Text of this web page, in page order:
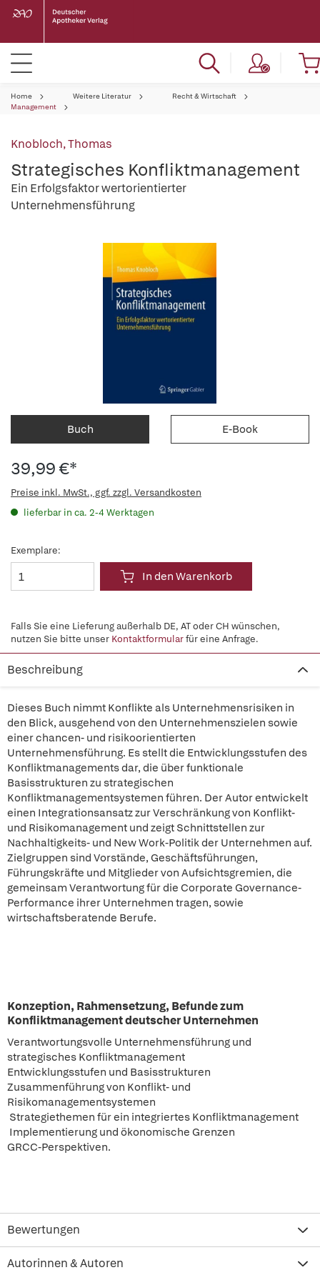
Home Weitere Literatur
Recht & Wirtschaft
Management
Knobloch, Thomas
Strategisches Konfliktmanagement
Ein Erfolgsfaktor wertorientierter
Unternehmensführung
Buch E-Book
39,99 €*
Preise inkl. MwSt., ggf. zzgl. Versandkosten
lieferbar in ca. 2-4 Werktagen
Exemplare:
In den Warenkorb
Falls Sie eine Lieferung außerhalb DE, AT oder CH wünschen,
nutzen Sie bitte unser Kontaktformularfür eine Anfrage.
Beschreibung
Dieses Buch nimmt Konflikte als Unternehmensrisiken in
den Blick, ausgehend von den Unternehmenszielen sowie
einer chancen- und risikoorientierten
Unternehmensführung. Es stellt die Entwicklungsstufen des
Konfliktmanagements dar, die über funktionale
Basisstrukturen zu strategischen
Konfliktmanagementsystemen führen. Der Autor entwickelt
einen Integrationsansatz zur Verschränkung von Konflikt-
und Risikomanagement und zeigt Schnittstellen zur
Nachhaltigkeits- und New Work-Politik der Unternehmen auf.
Zielgruppen sind Vorstände, Geschäftsführungen,
Führungskräfte und Mitglieder von Aufsichtsgremien, die
gemeinsam Verantwortung für die Corporate Governance-
Performance ihrer Unternehmen tragen, sowie
wirtschaftsberatende Berufe.
Konzeption, Rahmensetzung, Befunde zum
Konfliktmanagement deutscher Unternehmen
Verantwortungsvolle Unternehmensführung und
strategisches Konfliktmanagement
Entwicklungsstufen und Basisstrukturen
Zusammenführung von Konflikt- und
Risikomanagementsystemen
Strategiethemen für ein integriertes Konfliktmanagement
Implementierung und ökonomische Grenzen
GRCC-Perspektiven.
Bewertungen
Autorinnen & Autoren